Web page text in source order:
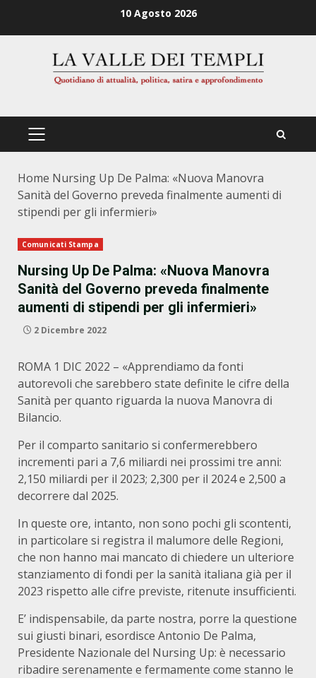
10 Agosto 2026
PRIMÄRES
Home Nursing Up De Palma: «Nuova Manovra
Sanità del Governo preveda finalmente aumenti di
stipendi per gli infermieri»
Comunicati Stampa
Nursing Up De Palma: «Nuova Manovra
Sanità del Governo preveda finalmente
aumenti di stipendi per gli infermieri»
2 Dicembre 2022
ROMA 1 DIC 2022 – «Apprendiamo da fonti
autorevoli che sarebbero state definite le cifre della
Sanità per quanto riguarda la nuova Manovra di
Bilancio.
Per il comparto sanitario si confermerebbero
incrementi pari a 7,6 miliardi nei prossimi tre anni:
2,150 miliardi per il 2023; 2,300 per il 2024 e 2,500 a
decorrere dal 2025.
In queste ore, intanto, non sono pochi gli scontenti,
in particolare si registra il malumore delle Regioni,
che non hanno mai mancato di chiedere un ulteriore
stanziamento di fondi per la sanità italiana già per il
2023 rispetto alle cifre previste, ritenute insufficienti.
E’ indispensabile, da parte nostra, porre la questione
sui giusti binari, esordisce Antonio De Palma,
Presidente Nazionale del Nursing Up: è necessario
ribadire serenamente e fermamente come stanno le